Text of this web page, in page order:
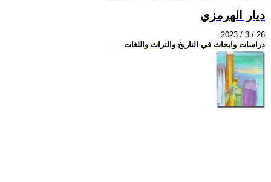
ديار الهرمزي
2023 / 3 / 26
دراسات وابحاث في التاريخ والتراث واللغات